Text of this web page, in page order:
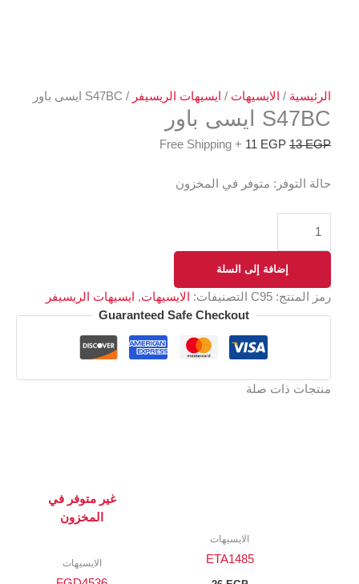
الرئيسية / الايسيهات / ايسيهات الريسيفر / S47BC ايسى باور
S47BC ايسى باور
13EGP
11 EGP
+ Free Shipping
حالة التوفر: متوفر في المخزون
إضافة إلى السلة
رمز المنتج: C95 التصنيفات: الايسيهات,
ايسيهات الريسيفر
Guaranteed Safe Checkout
منتجات ذات صلة
الايسيهات
ETA1485
غير متوفر في
المخزون
الايسيهات